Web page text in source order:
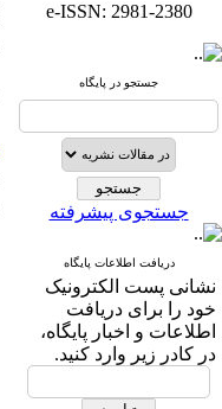
e-ISSN: 2981-2380
جستجو در پایگاه
جستجوی پیشرفته
دریافت اطلاعات پایگاه
نشانی پست الکترونیک
خود را برای دریافت
اطلاعات و اخبار پایگاه،
در کادر زیر وارد کنید.